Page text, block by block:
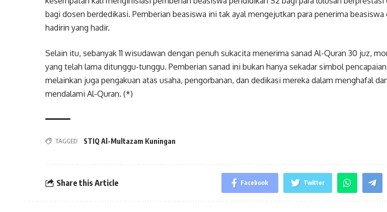
bagi dosen berdedikasi. Pemberian beasiswa ini tak ayal mengejutkan para penerima beasiswa
hadirin yang hadir.
Selain itu, sebanyak 11 wisudawan dengan penuh sukacita menerima sanad Al-Quran 30 juz,
yang telah lama ditunggu-tunggu. Pemberian sanad ini bukan hanya sekadar simbol
melainkan juga pengakuan atas usaha, pengorbanan, dan dedikasi mereka dalam menghafal
mendalami Al-Quran. (*)
TAGGED: STIQ Al-Multazam Kuningan
Share this Article Facebook Twitter